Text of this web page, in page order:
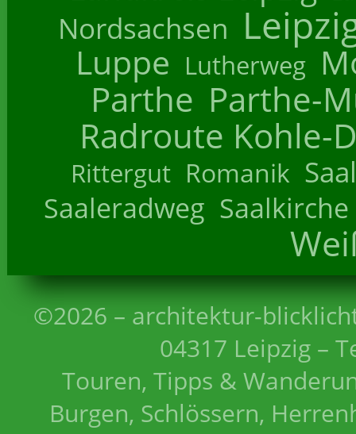
Nordsachsen
Luppe Lutherweg
Parthe Parthe-
Radroute Kohle-
Rittergut Romanik
Saaleradweg Saalkirche
©2026 – architektur-
04317 Leipzig –
Touren, Tipps &
Burgen, Schlössern,